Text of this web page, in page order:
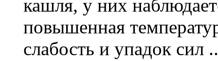
кашля, у них
повышенная
слабость и упадок сил